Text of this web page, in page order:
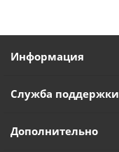
Информация
Служба поддержки
Дополнительно